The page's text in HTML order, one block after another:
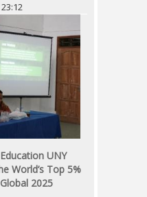
UNY
World’s Top 5%
2025